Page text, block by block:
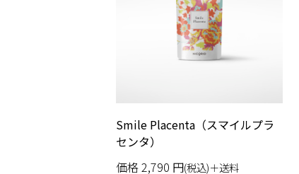
Smile Placenta（スマイルプラ
センタ）
価格2,790 円(税込)＋送料